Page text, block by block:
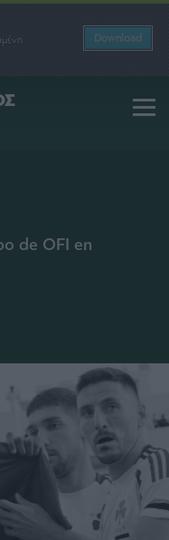
Download
de OFI en